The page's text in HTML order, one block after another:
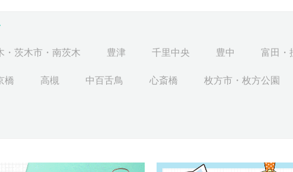
・茨木市・南茨木 豊津 千里中央 豊中 富田・
橋 高槻 中百舌鳥 心斎橋 枚方市・枚方公園